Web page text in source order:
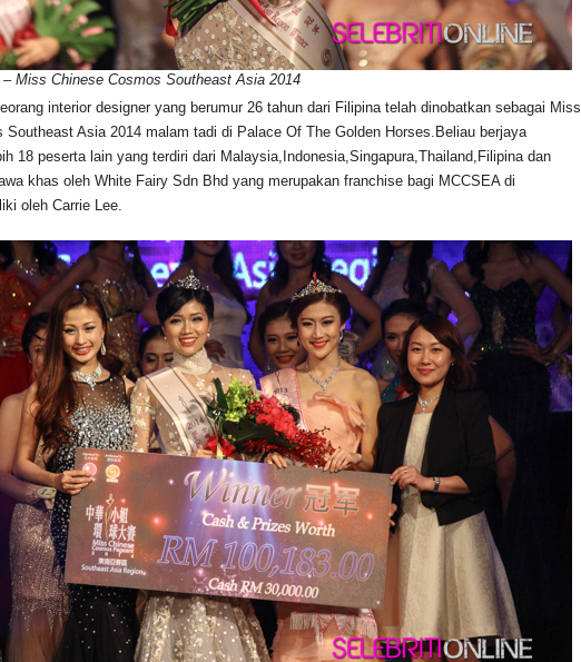
Miss Chinese Cosmos Southeast Asia 2014
interior designer yang berumur 26 tahun dari Filipina telah dinobatkan sebagai Miss
Southeast Asia 2014 malam tadi di Palace Of The Golden Horses.Beliau berjaya
18 peserta lain yang terdiri dari Malaysia,Indonesia,Singapura,Thailand,Filipina dan
khas oleh White Fairy Sdn Bhd yang merupakan franchise bagi MCCSEA di
oleh Carrie Lee.